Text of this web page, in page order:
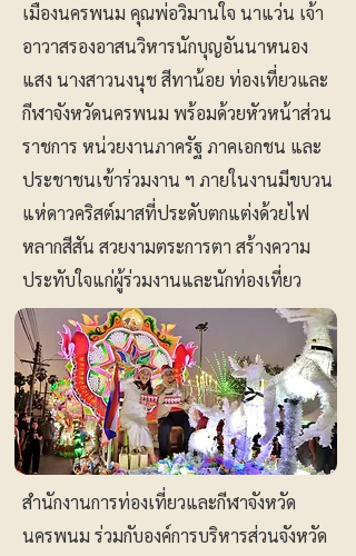
เมืองนครพนม คุณพ่อวิมานใจ นาแว่น เจ้า
อาวาสรองอาสนวิหารนักบุญอันนาหนอง
แสง นางสาวนงนุช สีทาน้อย ท่องเที่ยวและ
กีฬาจังหวัดนครพนม พร้อมด้วยหัวหน้าส่วน
ราชการ หน่วยงานภาครัฐ ภาคเอกชน และ
ประชาชนเข้าร่วมงาน ฯ ภายในงานมีขบวน
แห่ดาวคริสต์มาสที่ประดับตกแต่งด้วยไฟ
หลากสีสัน สวยงามตระการตา สร้างความ
ประทับใจแก่ผู้ร่วมงานและนักท่องเที่ยว
สำนักงานการท่องเที่ยวและกีฬาจังหวัด
นครพนม ร่วมกับองค์การบริหารส่วนจังหวัด